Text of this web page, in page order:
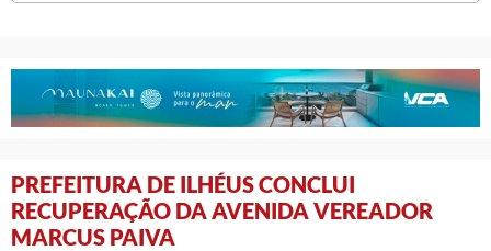
PREFEITURA DE ILHÉUS CONCLUI
RECUPERAÇÃO DA AVENIDA VEREADOR
MARCUS PAIVA